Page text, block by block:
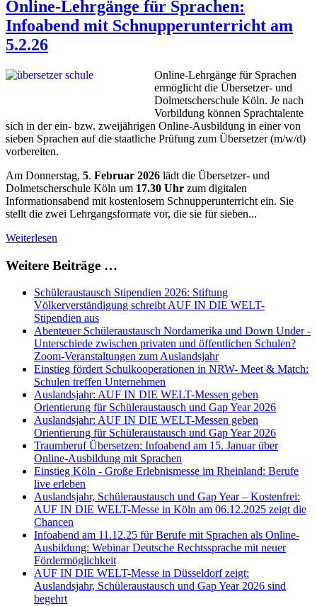
Online-Lehrgänge für Sprachen:
Infoabend mit Schnupperunterricht am
5.2.26
Online-Lehrgänge für Sprachen
ermöglicht die Übersetzer- und
Dolmetscherschule Köln. Je nach
Vorbildung können Sprachtalente
sich in der ein- bzw. zweijährigen Online-Ausbildung in einer von
sieben Sprachen auf die staatliche Prüfung zum Übersetzer (m/w/d)
vorbereiten.
Am Donnerstag, 5. Februar 2026 lädt die Übersetzer- und
Dolmetscherschule Köln um 17.30 Uhr zum digitalen
Informationsabend mit kostenlosem Schnupperunterricht ein. Sie
stellt die zwei Lehrgangsformate vor, die sie für sieben...
Weiterlesen
Weitere Beiträge …
Schüleraustausch Stipendien 2026: Stiftung
Völkerverständigung schreibt AUF IN DIE WELT-
Stipendien aus
Abenteuer Schüleraustausch Nordamerika und Down Under -
Unterschiede zwischen privaten und öffentlichen Schulen?
Zoom-Veranstaltungen zum Auslandsjahr
Einstieg fördert Schulkooperationen in NRW- Meet & Match:
Schulen treffen Unternehmen
Auslandsjahr: AUF IN DIE WELT-Messen geben
Orientierung für Schüleraustausch und Gap Year 2026
Auslandsjahr: AUF IN DIE WELT-Messen geben
Orientierung für Schüleraustausch und Gap Year 2026
Traumberuf Übersetzen: Infoabend am 15. Januar über
Online-Ausbildung mit Sprachen
Einstieg Köln - Große Erlebnismesse im Rheinland: Berufe
live erleben
Auslandsjahr, Schüleraustausch und Gap Year – Kostenfrei:
AUF IN DIE WELT-Messe in Köln am 06.12.2025 zeigt die
Chancen
Infoabend am 11.12.25 für Berufe mit Sprachen als Online-
Ausbildung: Webinar Deutsche Rechtssprache mit neuer
Fördermöglichkeit
AUF IN DIE WELT-Messe in Düsseldorf zeigt:
Auslandsjahr, Schüleraustausch und Gap Year 2026 sind
begehrt